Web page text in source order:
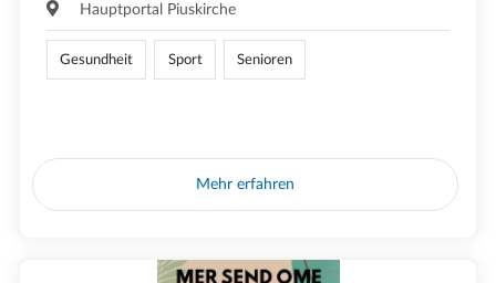
Hauptportal Piuskirche
Gesundheit Sport Senioren
Mehr erfahren